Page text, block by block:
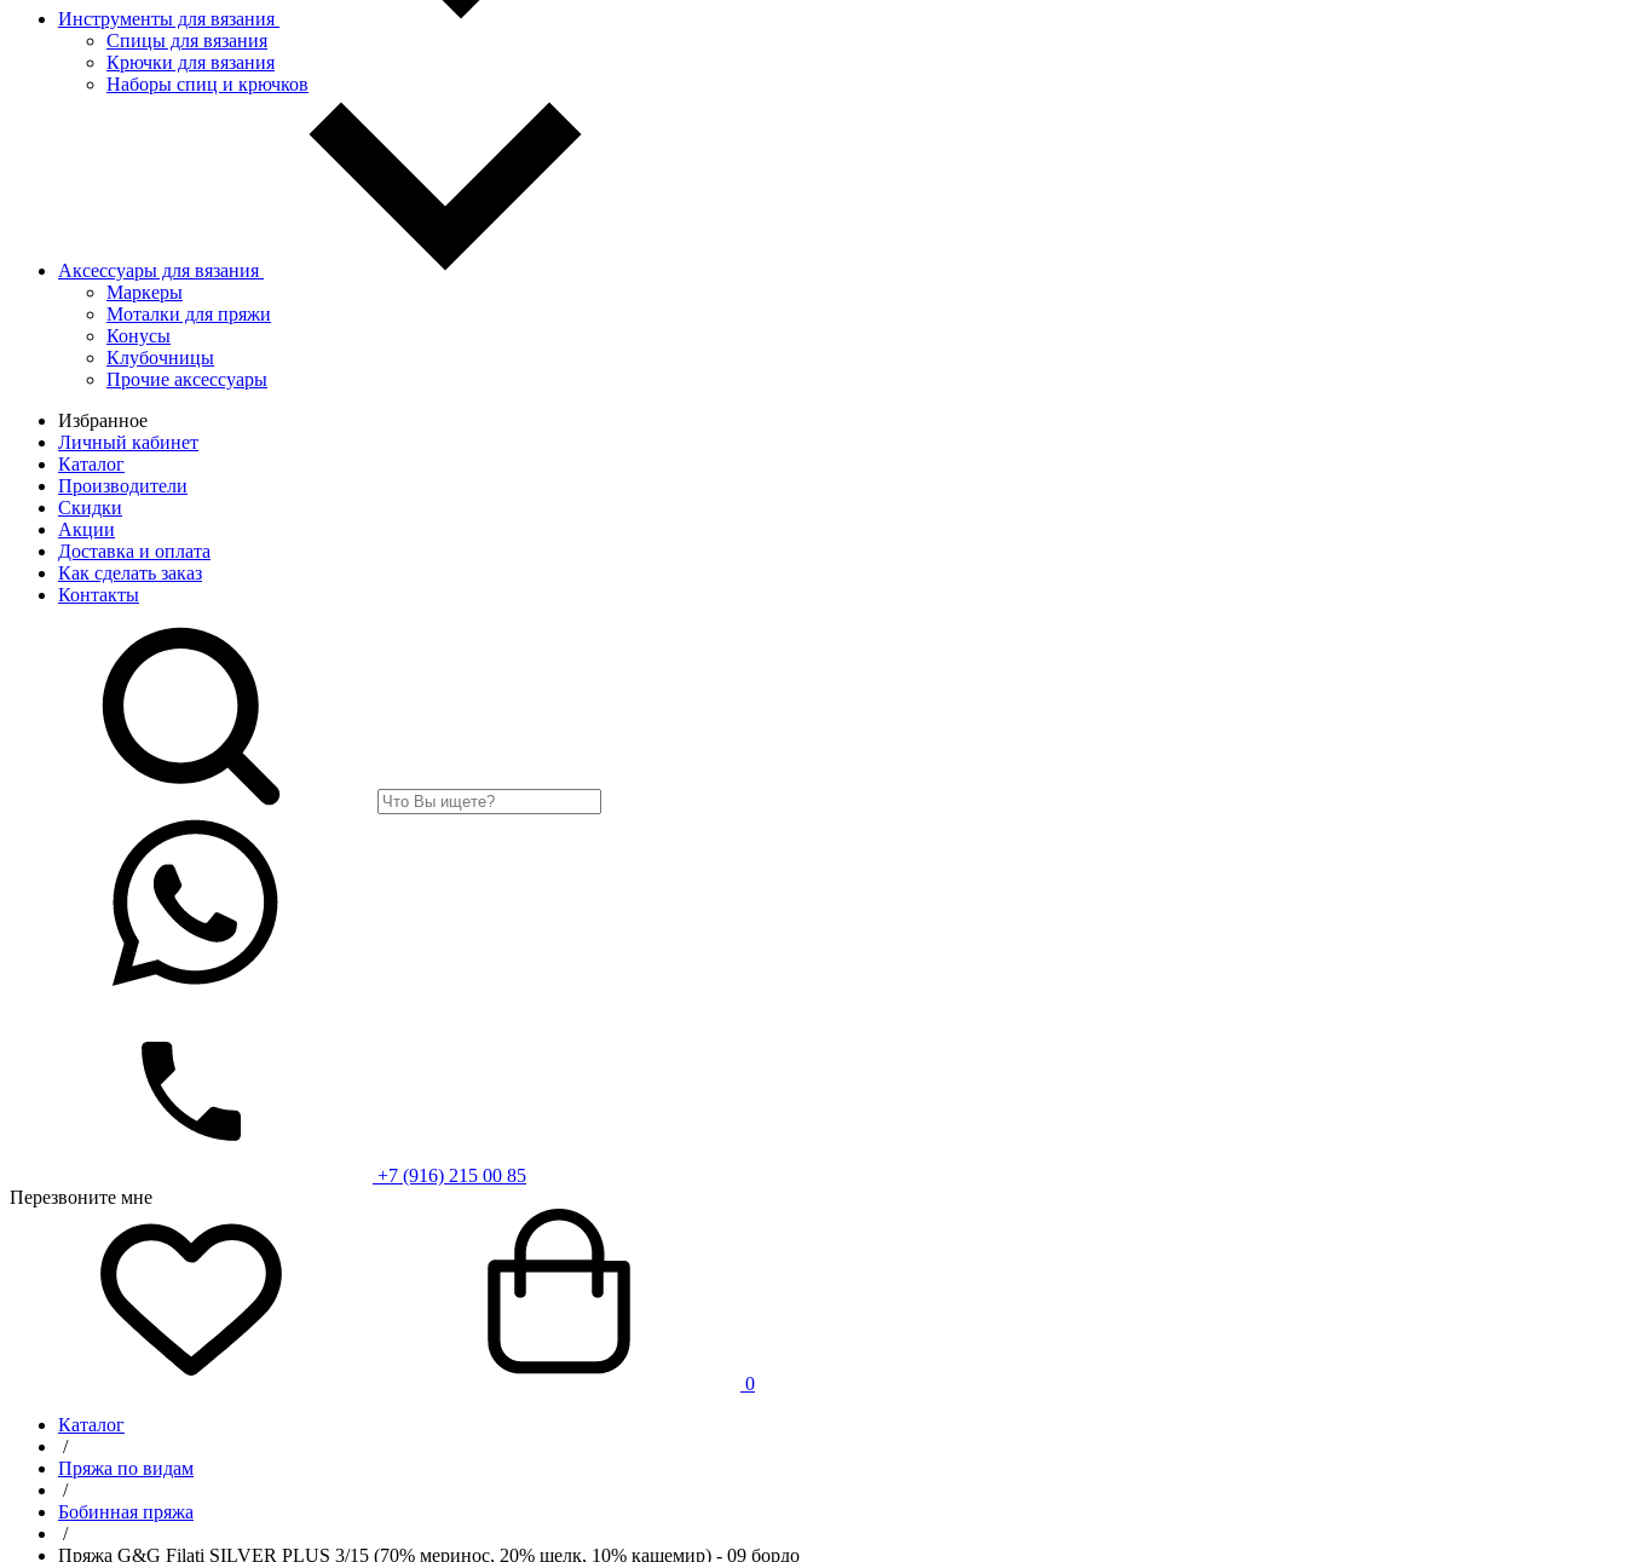
Инструменты для вязания
Спицы для вязания
Крючки для вязания
Наборы спиц и крючков
Аксессуары для вязания
Маркеры
Моталки для пряжи
Конусы
Клубочницы
Прочие аксессуары
Избранное
Личный кабинет
Каталог
Производители
Скидки
Акции
Доставка и оплата
Как сделать заказ
Контакты
+7 (916) 215 00 85
Перезвоните мне
0
Каталог
/
Пряжа по видам
/
Бобинная пряжа
/
Пряжа G&G Filati SILVER PLUS 3/15 (70% меринос, 20% шелк, 10% кашемир) - 09 бордо